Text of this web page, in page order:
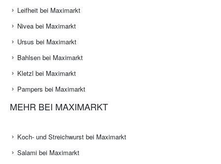
Leifheit bei Maximarkt
Nivea bei Maximarkt
Ursus bei Maximarkt
Bahlsen bei Maximarkt
Kletzl bei Maximarkt
Pampers bei Maximarkt
MEHR BEI MAXIMARKT
Koch- und Streichwurst bei Maximarkt
Salami bei Maximarkt